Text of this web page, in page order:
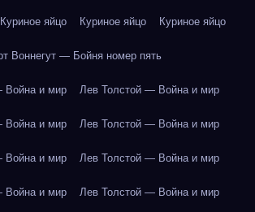
Куриное яйцо Куриное яйцо Куриное яйцо
Воннегут — Бойня номер пять
Война и мир Лев Толстой — Война и мир
Война и мир Лев Толстой — Война и мир
Война и мир Лев Толстой — Война и мир
Война и мир Лев Толстой — Война и мир